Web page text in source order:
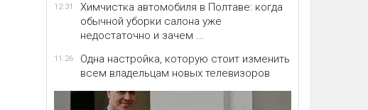
12:31
Химчистка автомобиля в Полтаве: когда
обычной уборки салона уже
недостаточно и зачем ...
11:26
Одна настройка, которую стоит изменить
всем владельцам новых телевизоров